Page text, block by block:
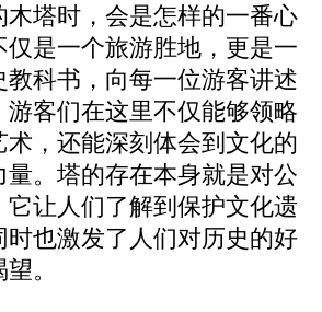
木塔时，会是怎样的一番心
是一个旅游胜地，更是一
科书，向每一位游客讲述
客们在这里不仅能够领略
，还能深刻体会到文化的
。塔的存在本身就是对公
让人们了解到保护文化遗
时也激发了人们对历史的好
。